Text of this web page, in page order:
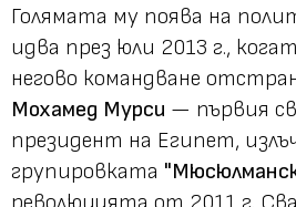
Голямата му поява на
идва през юли 2013 г.,
негово командване
Мохамед Мурси — първия
президент на Египет,
групировката